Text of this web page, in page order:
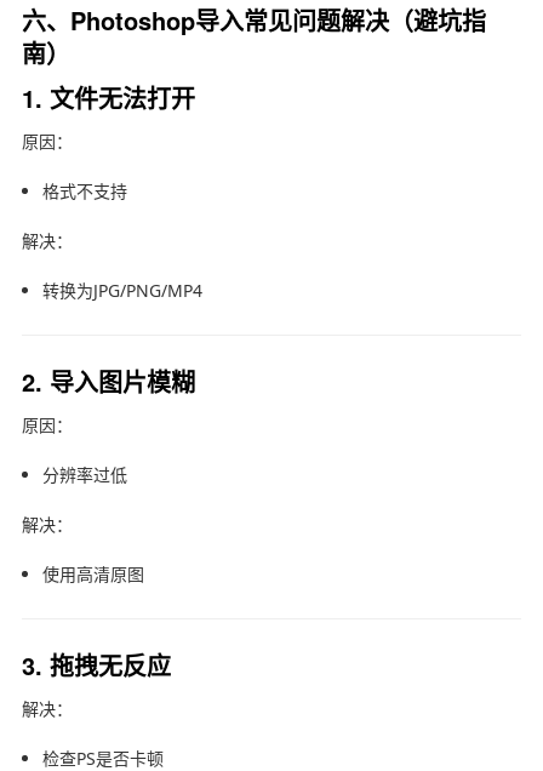
六、Photoshop导入常见问题解决（避坑指
南）
1. 文件无法打开
原因：
格式不支持
解决：
转换为JPG/PNG/MP4
2. 导入图片模糊
原因：
分辨率过低
解决：
使用高清原图
3. 拖拽无反应
解决：
检查PS是否卡顿